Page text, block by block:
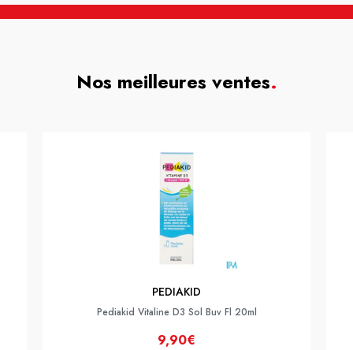
Nos meilleures ventes.
PEDIAKID
Pediakid Vitaline D3 Sol Buv Fl 20ml
9,90€